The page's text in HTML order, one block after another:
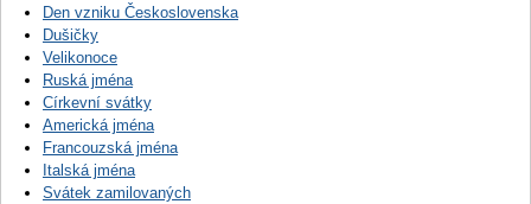
Den vzniku Československa
Dušičky
Velikonoce
Ruská jména
Církevní svátky
Americká jména
Francouzská jména
Italská jména
Svátek zamilovaných